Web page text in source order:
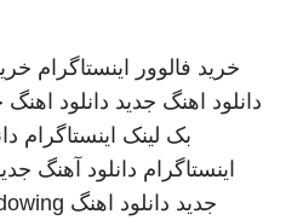
خرید فالوور اینستاگرام
دانلود اهنگ جدید دانلود اهنگ
بک لینک اینستاگرام
اینستاگرام دانلود آهنگ
جدید دانلود اهنگ